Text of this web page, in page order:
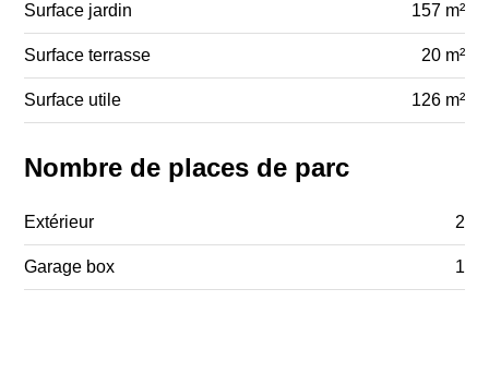
Surface jardin 157 m²
Surface terrasse 20 m²
Surface utile 126 m²
Nombre de places de parc
Extérieur 2
Garage box 1